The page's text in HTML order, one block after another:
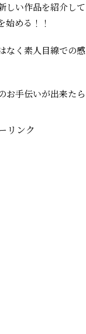
しい作品を紹介して
める！！
なく素人目線での感
お手伝いが出来たら
リンク